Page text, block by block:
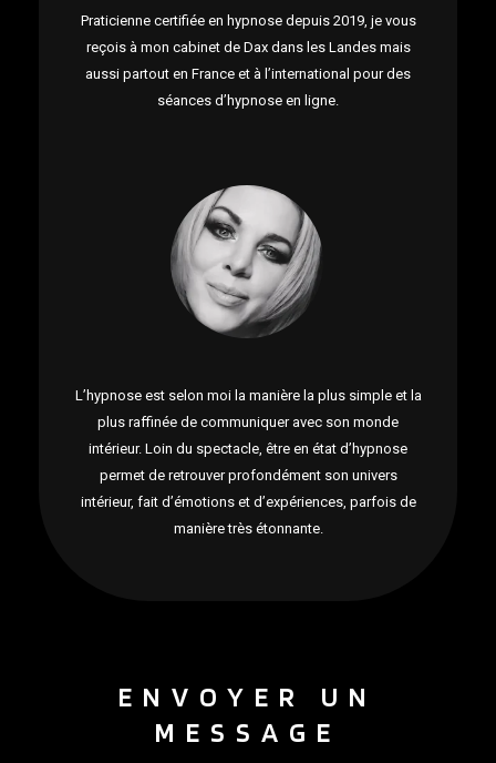
Praticienne certifiée en hypnose depuis 2019, je vous
reçois à mon cabinet de Dax dans les Landes mais
aussi partout en France et à l’international pour des
séances d’hypnose en ligne.
L’hypnose est selon moi la manière la plus simple et la
plus raffinée de communiquer avec son monde
intérieur. Loin du spectacle, être en état d’hypnose
permet de retrouver profondément son univers
intérieur, fait d’émotions et d’expériences, parfois de
manière très étonnante.
ENVOYER UN
MESSAGE